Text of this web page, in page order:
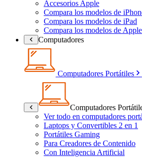
Accesorios Apple
Compara los modelos de
Compara los modelos de iPad
Compara los modelos de
Computadores
Computadores Portátiles
Computadores
Ver todo en computadores
Laptops y Convertibles 2 en 1
Portátiles Gaming
Para Creadores de Contenido
Con Inteligencia Artificial